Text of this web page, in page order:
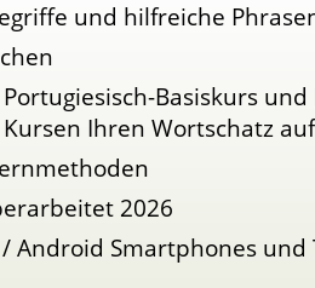
und hilfreiche
Basiskurs
Ihren Wortschatz
2026
Android Smartphones und